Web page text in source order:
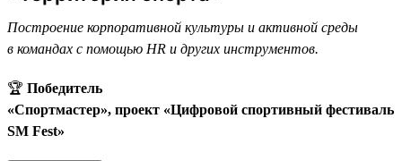
Построение корпоративной культуры и активной среды
в командах с помощью HR и других инструментов.
🏆 Победитель
«Спортмастер», проект «Цифровой спортивный фестиваль
SM Fest»